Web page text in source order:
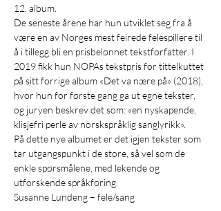
12. album.
De seneste årene har hun utviklet seg fra å
være en av Norges mest feirede felespillere til
å i tillegg bli en prisbelønnet tekstforfatter. I
2019 fikk hun NOPAs tekstpris for tittelkuttet
på sitt forrige album «Det va nære på» (2018),
hvor hun for første gang ga ut egne tekster,
og juryen beskrev det som: «en nyskapende,
klisjefri perle av norskspråklig sanglyrikk».
På dette nye albumet er det igjen tekster som
tar utgangspunkt i de store, så vel som de
enkle spørsmålene, med lekende og
utforskende språkføring.
Susanne Lundeng – fele/sang